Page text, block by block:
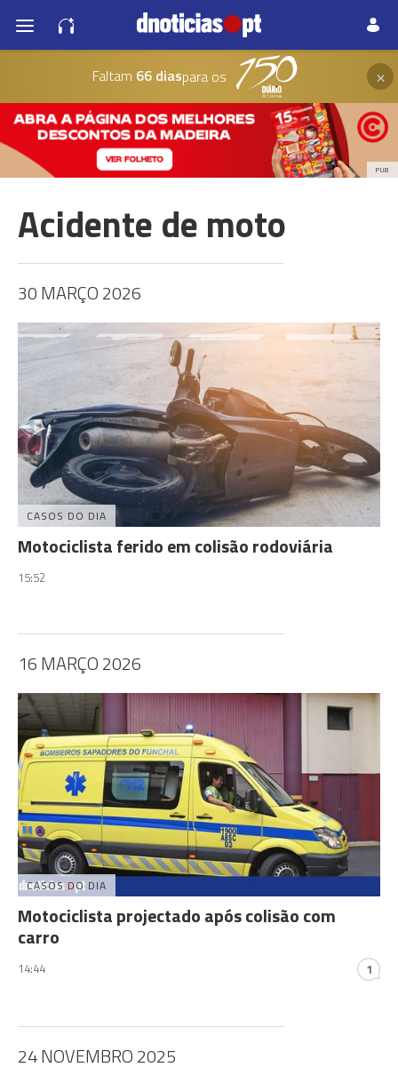
Faltam 66 diaspara os ×
PUB
Acidente de moto
30 MARÇO 2026
CASOS DO DIA
Motociclista ferido em colisão rodoviária
15:52
16 MARÇO 2026
CASOS DO DIA
Motociclista projectado após colisão com
carro
14:44 1
24 NOVEMBRO 2025